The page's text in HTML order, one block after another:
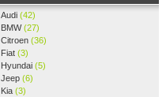
Audi (42)
BMW(27)
Citroen (36)
Fiat (3)
Hyundai (5)
Jeep (6)
Kia (3)